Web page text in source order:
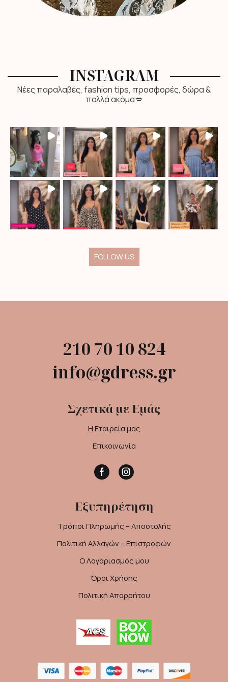
INSTAGRAM
Νέες παραλαβές, fashion tips, προσφορές, δώρα &
πολλά ακόμα💋
FOLLOW US
210 70 10 824
info@gdress.gr
Σχετικά με Εμάς
Η Εταιρεία μας
Επικοινωνία
FacebookInstagram
Εξυπηρέτηση
Τρόποι Πληρωμής – Αποστολής
Πολιτική Αλλαγών – Επιστροφών
Ο Λογαριασμός μου
Όροι Χρήσης
Πολιτική Απορρήτου